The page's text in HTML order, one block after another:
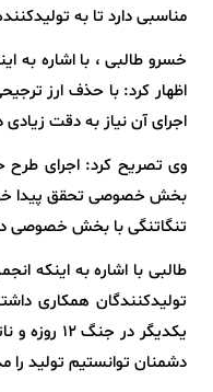
مناسبی دارد تا به
خسرو طالبی ، با اشاره به
اظهار کرد: با حذف ارز
اجرای آن نیاز به دقت زیادی
وی تصریح کرد: اجرای طرح
بخش خصوصی تحقق پیدا
تنگاتنگی با بخش خصوصی
طالبی با اشاره به اینکه
تولیدکنندگان همکاری
یکدیگر در
دشمنان توانستیم تولید را